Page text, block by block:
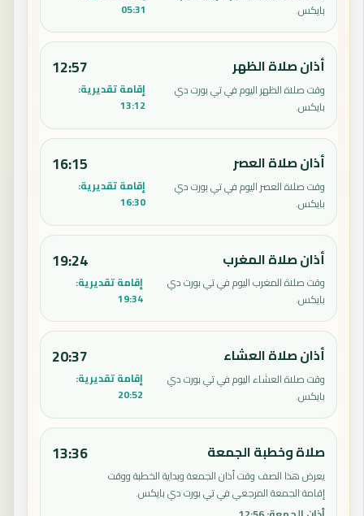
بايكس.
05:31
أذان صلاة الظهر
وقت صلاة الظهر اليوم في تي بورت دي
بايكس.
12:57
إقامة تقديرية:
13:12
أذان صلاة العصر
وقت صلاة العصر اليوم في تي بورت دي
بايكس.
16:15
إقامة تقديرية:
16:30
أذان صلاة المغرب
وقت صلاة المغرب اليوم في تي بورت دي
بايكس.
19:24
إقامة تقديرية:
19:34
أذان صلاة العشاء
وقت صلاة العشاء اليوم في تي بورت دي
بايكس.
20:37
إقامة تقديرية:
20:52
صلاة وخطبة الجمعة
يعرض هذا الصف وقت أذان الجمعة وبداية الخطبة ووقت
إقامة الجمعة المرجعي في تي بورت دي بايكس.
13:36